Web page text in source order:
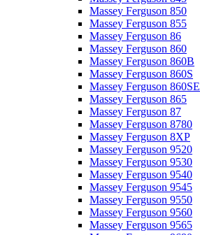
Massey Ferguson 850
Massey Ferguson 855
Massey Ferguson 86
Massey Ferguson 860
Massey Ferguson 860B
Massey Ferguson 860S
Massey Ferguson 860SE
Massey Ferguson 865
Massey Ferguson 87
Massey Ferguson 8780
Massey Ferguson 8XP
Massey Ferguson 9520
Massey Ferguson 9530
Massey Ferguson 9540
Massey Ferguson 9545
Massey Ferguson 9550
Massey Ferguson 9560
Massey Ferguson 9565